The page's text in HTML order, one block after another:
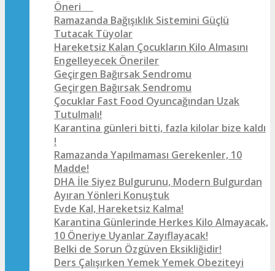
Öneri
Ramazanda Bağışıklık Sistemini Güçlü
Tutacak Tüyolar
Hareketsiz Kalan Çocukların Kilo Almasını
Engelleyecek Öneriler
Geçirgen Bağırsak Sendromu
Geçirgen Bağırsak Sendromu
Çocuklar Fast Food Oyuncağından Uzak
Tutulmalı!
Karantina günleri bitti, fazla kilolar bize kaldı
!
Ramazanda Yapılmaması Gerekenler, 10
Madde!
DHA İle Siyez Bulgurunu, Modern Bulgurdan
Ayıran Yönleri Konuştuk
Evde Kal, Hareketsiz Kalma!
Karantina Günlerinde Herkes Kilo Almayacak,
10 Öneriye Uyanlar Zayıflayacak!
Belki de Sorun Özgüven Eksikliğidir!
Ders Çalışırken Yemek Yemek Obeziteyi